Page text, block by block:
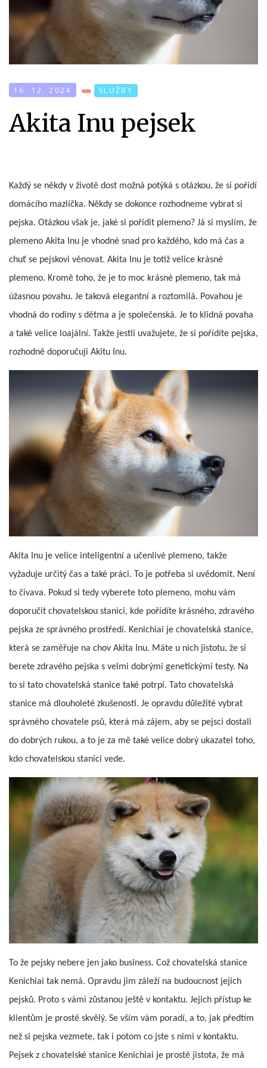
16. 12. 2024 SLUŽBY
Akita Inu pejsek
Každý se někdy v životě dost možná potýká s otázkou, že si pořídí
domácího mazlíčka. Někdy se dokonce rozhodneme vybrat si
pejska. Otázkou však je, jaké si pořídit plemeno? Já si myslím, že
plemeno Akita Inu je vhodné snad pro každého, kdo má čas a
chuť se pejskovi věnovat. Akita Inu je totiž velice krásné
plemeno. Kromě toho, že je to moc krásné plemeno, tak má
úžasnou povahu. Je taková elegantní a roztomilá. Povahou je
vhodná do rodiny s dětma a je společenská. Je to klidná povaha
a také velice loajální. Takže jestli uvažujete, že si pořídíte pejska,
rozhodně doporučuji Akitu Inu.
Akita Inu je velice inteligentní a učenlivé plemeno, takže
vyžaduje určitý čas a také práci. To je potřeba si uvědomit. Není
to čivava. Pokud si tedy vyberete toto plemeno, mohu vám
doporučit chovatelskou stanici, kde pořídíte krásného, zdravého
pejska ze správného prostředí. Kenichiai je chovatelská stanice,
která se zaměřuje na chov Akita Inu. Máte u nich jistotu, že si
berete zdravého pejska s velmi dobrými genetickými testy. Na
to si tato chovatelská stanice také potrpí. Tato chovatelská
stanice má dlouholeté zkušenosti. Je opravdu důležité vybrat
správného chovatele psů, která má zájem, aby se pejsci dostali
do dobrých rukou, a to je za mě také velice dobrý ukazatel toho,
kdo chovatelskou stanici vede.
To že pejsky nebere jen jako business. Což chovatelská stanice
Kenichiai tak nemá. Opravdu jim záleží na budoucnost jejich
pejsků. Proto s vámi zůstanou ještě v kontaktu. Jejich přístup ke
klientům je prostě skvělý. Se vším vám poradí, a to, jak předtím
než si pejska vezmete, tak i potom co jste s nimi v kontaktu.
Pejsek z chovatelské stanice Kenichiai je prostě jistota, že má